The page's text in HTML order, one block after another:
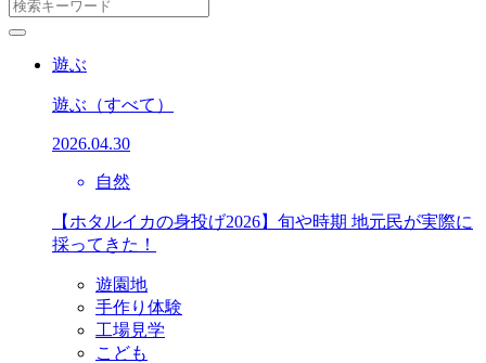
遊ぶ
遊ぶ （すべて）
2026.04.30
自然
【ホタルイカの身投げ2026】旬や時期 地元民が実際に
採ってきた！
遊園地
手作り体験
工場見学
こども